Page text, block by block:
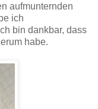
aufmunternden
ich
bin dankbar, dass
habe.